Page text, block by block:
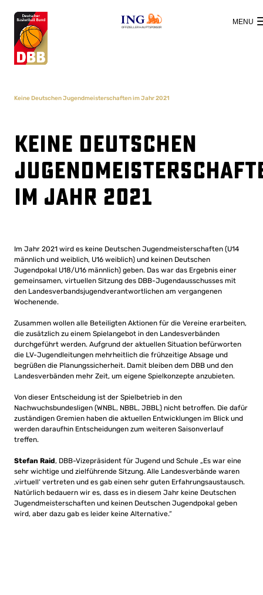
OFFIZIELLER HAUPTSPONSOR
Keine Deutschen Jugendmeisterschaften im Jahr 2021
Keine Deutschen
im Jahr 2021
Im Jahr 2021 wird es keine Deutschen Jugendmeisterschaften (U14
männlich und weiblich, U16 weiblich) und keinen Deutschen
Jugendpokal U18/U16 männlich) geben. Das war das Ergebnis einer
gemeinsamen, virtuellen Sitzung des DBB-Jugendausschusses mit
den Landesverbandsjugendverantwortlichen am vergangenen
Wochenende.
Zusammen wollen alle Beteiligten Aktionen für die Vereine erarbeiten,
die zusätzlich zu einem Spielangebot in den Landesverbänden
durchgeführt werden. Aufgrund der aktuellen Situation befürworten
die LV-Jugendleitungen mehrheitlich die frühzeitige Absage und
begrüßen die Planungssicherheit. Damit bleiben dem DBB und den
Landesverbänden mehr Zeit, um eigene Spielkonzepte anzubieten.
Von dieser Entscheidung ist der Spielbetrieb in den
Nachwuchsbundesligen (WNBL, NBBL, JBBL) nicht betroffen. Die dafür
zuständigen Gremien haben die aktuellen Entwicklungen im Blick und
werden daraufhin Entscheidungen zum weiteren Saisonverlauf
treffen.
Stefan Raid, DBB-Vizepräsident für Jugend und Schule „Es war eine
sehr wichtige und zielführende Sitzung. Alle Landesverbände waren
‚virtuell‘ vertreten und es gab einen sehr guten Erfahrungsaustausch.
Natürlich bedauern wir es, dass es in diesem Jahr keine Deutschen
Jugendmeisterschaften und keinen Deutschen Jugendpokal geben
wird, aber dazu gab es leider keine Alternative.“